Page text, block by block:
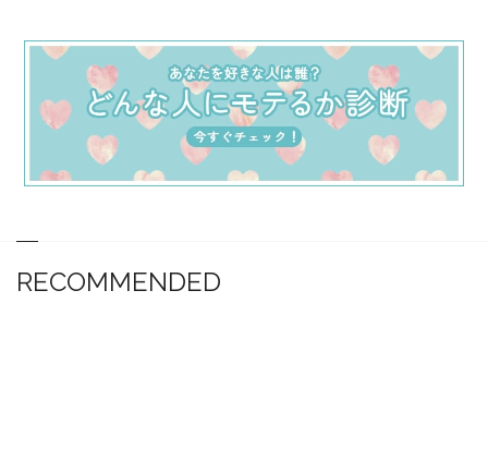
RECOMMENDED